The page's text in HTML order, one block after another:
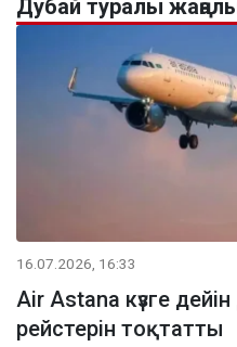
Дубай туралы
16.07.2026, 16:33
Air Astana күзге
рейстерін тоқтатты